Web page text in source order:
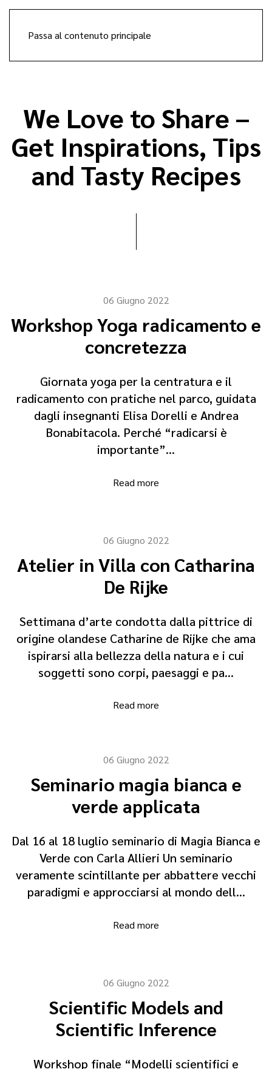
Passa al contenuto principale
We Love to Share –
Get Inspirations, Tips
and Tasty Recipes
06 Giugno 2022
Workshop Yoga radicamento e
concretezza
Giornata yoga per la centratura e il
radicamento con pratiche nel parco, guidata
dagli insegnanti Elisa Dorelli e Andrea
Bonabitacola. Perché “radicarsi è
importante”…
Read more
06 Giugno 2022
Atelier in Villa con Catharina
De Rijke
Settimana d’arte condotta dalla pittrice di
origine olandese Catharine de Rijke che ama
ispirarsi alla bellezza della natura e i cui
soggetti sono corpi, paesaggi e pa…
Read more
06 Giugno 2022
Seminario magia bianca e
verde applicata
Dal 16 al 18 luglio seminario di Magia Bianca e
Verde con Carla Allieri Un seminario
veramente scintillante per abbattere vecchi
paradigmi e approcciarsi al mondo dell…
Read more
06 Giugno 2022
Scientific Models and
Scientific Inference
Workshop finale “Modelli scientifici e